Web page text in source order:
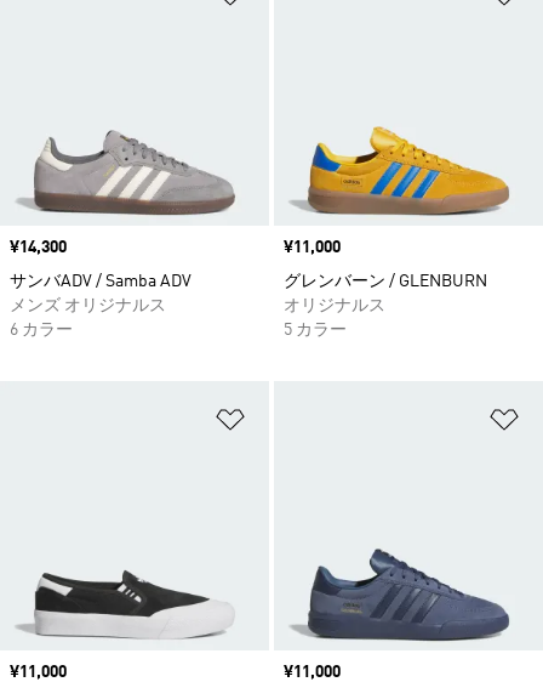
価格
¥14,300
サンバADV / Samba ADV
メンズ オリジナルス
6 カラー
価格
¥11,000
グレンバーン / GLENBURN
オリジナルス
5 カラー
価格
¥11,000 価格
¥11,000